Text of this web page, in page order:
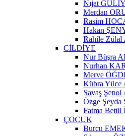
Nıjat
Merdan
Rasim
Hakan
Rahile Zülal
CİLDİYE
Nur Büşra
Nurhan
Merve
Kübra
Savaş
Özge
Fatma
ÇOCUK
Burcu